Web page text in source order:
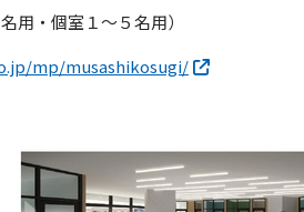
用・個室１～５名用）
mp/musashikosugi/